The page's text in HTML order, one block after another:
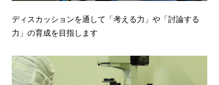
ディスカッションを通して「考える力」や「討論する
力」の育成を目指します